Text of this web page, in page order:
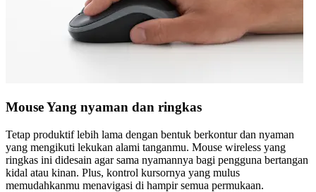
Mouse Yang nyaman dan ringkas
Tetap produktif lebih lama dengan bentuk berkontur dan nyaman
yang mengikuti lekukan alami tanganmu. Mouse wireless yang
ringkas ini didesain agar sama nyamannya bagi pengguna bertangan
kidal atau kinan. Plus, kontrol kursornya yang mulus
memudahkanmu menavigasi di hampir semua permukaan.